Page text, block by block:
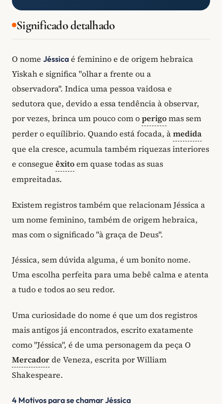
Significado detalhado
O nome Jéssica é feminino e de origem hebraica
Yiskah e significa "olhar a frente ou a
observadora". Indica uma pessoa vaidosa e
sedutora que, devido a essa tendência à observar,
por vezes, brinca um pouco com operigomas sem
perder o equílibrio. Quando está focada, àmedida
que ela cresce, acumula também riquezas interiores
e consegue êxitoem quase todas as suas
empreitadas.
Existem registros também que relacionam Jéssica a
um nome feminino, também de origem hebraica,
mas com o significado "à graça de Deus".
Jéssica, sem dúvida alguma, é um bonito nome.
Uma escolha perfeita para uma bebê calma e atenta
a tudo e todos ao seu redor.
Uma curiosidade do nome é que um dos registros
mais antigos já encontrados, escrito exatamente
como "Jéssica", é de uma personagem da peça O
Mercadorde Veneza, escrita por William
Shakespeare.
4 Motivos para se chamar Jéssica